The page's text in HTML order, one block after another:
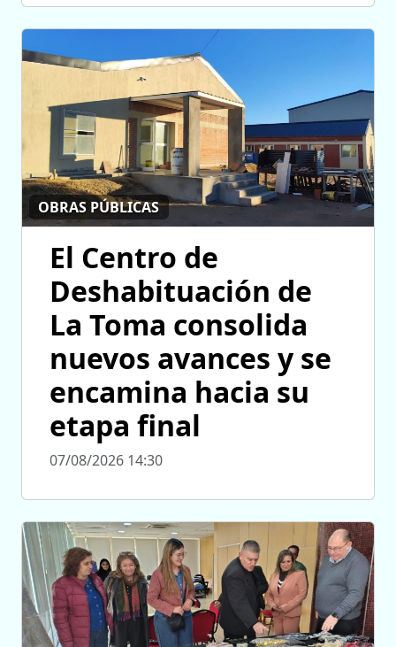
OBRAS PÚBLICAS
El Centro de
Deshabituación de
La Toma consolida
nuevos avances y se
encamina hacia su
etapa final
07/08/2026 14:30